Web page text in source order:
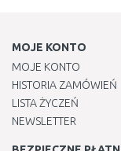
MOJE KONTO
MOJE KONTO
HISTORIA ZAMÓWIEŃ
LISTA ŻYCZEŃ
NEWSLETTER